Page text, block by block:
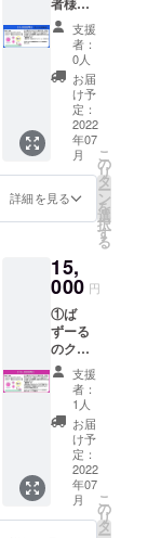
ｍ）1枚
のセッ
ト。 ②
ご支援
いただ
いた方
でご希
望の方
は、お
名前ま
たは
ニック
.comの
サイト
の
SUPPO
RTER（
支援者
ペー
ジ）に
掲載さ
せてい
ただき
ます。
※支援
時、必
ず備考
欄に掲
①ば
ずーる
のクリ
アファ
イル
（A4サ
イズ）1
枚・マ
グネッ
ト（約
65ｍｍ
ｘ65ｍ
ｍ）1
テッ
カー
（約50
ｍｍｘ
50ｍ
ｍ）1枚
のセッ
ト。 ②
ご支援
いただ
いた方
でご希
望の方
は、お
名前ま
たは
支援
者：
0人
お届
け予
定：
2022
年07
月
詳細を見る
こ
の
リ
タ
ー
ン
を
選
択
す
る
15,
000 円
①ば
ずーる
のクリ
アファ
イル
（A4サ
イズ）1
枚・マ
グネッ
ト（約
65ｍｍ
ｘ65ｍ
ｍ）1
支援
者：
1人
お届
け予
定：
2022
年07
月
こ
の
リ
タ
ー